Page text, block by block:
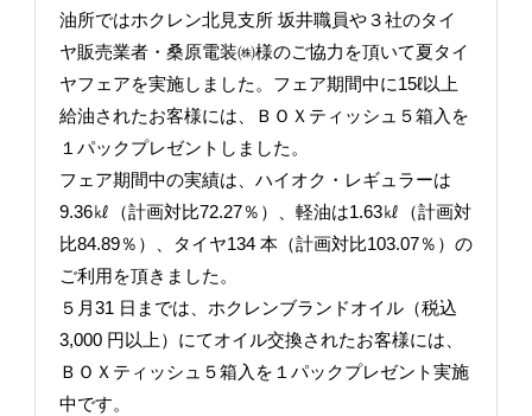
油所ではホクレン北見支所 坂井職員や３社のタイ
ヤ販売業者・桑原電装㈱様のご協力を頂いて夏タイ
ヤフェアを実施しました。フェア期間中に15ℓ以上
給油されたお客様には、ＢＯＸティッシュ５箱入を
１パックプレゼントしました。
フェア期間中の実績は、ハイオク・レギュラーは
9.36㎘（計画対比72.27％）、軽油は1.63㎘（計画対
比84.89％）、タイヤ134 本（計画対比103.07％）の
ご利用を頂きました。
５月31 日までは、ホクレンブランドオイル（税込
3,000 円以上）にてオイル交換されたお客様には、
ＢＯＸティッシュ５箱入を１パックプレゼント実施
中です。